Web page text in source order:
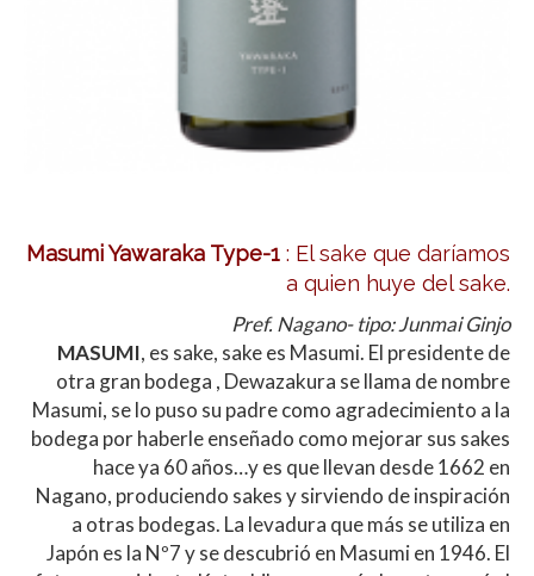
Masumi Yawaraka Type-1 : El sake que daríamos
a quien huye del sake.
Pref. Nagano- tipo: Junmai Ginjo
MASUMI, es sake, sake es Masumi. El presidente de
otra gran bodega , Dewazakura se llama de nombre
Masumi, se lo puso su padre como agradecimiento a la
bodega por haberle enseñado como mejorar sus sakes
hace ya 60 años…y es que llevan desde 1662 en
Nagano, produciendo sakes y sirviendo de inspiración
a otras bodegas. La levadura que más se utiliza en
Japón es la Nº7 y se descubrió en Masumi en 1946. El